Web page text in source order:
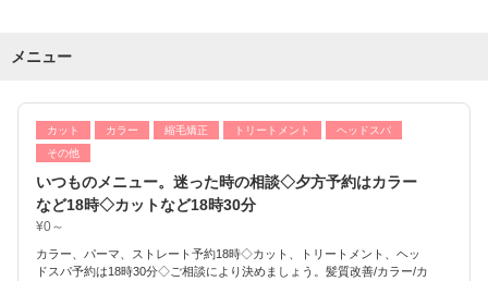
メニュー
カット カラー 縮毛矯正 トリートメント
ヘッドスパ
その他
いつものメニュー。迷った時の相談◇夕方予約はカラー
など18時◇カットなど18時30分
¥0～
カラー、パーマ、ストレート予約18時◇カット、トリートメント、ヘッ
ドスパ予約は18時30分◇ご相談により決めましょう。髪質改善/カラー/カ